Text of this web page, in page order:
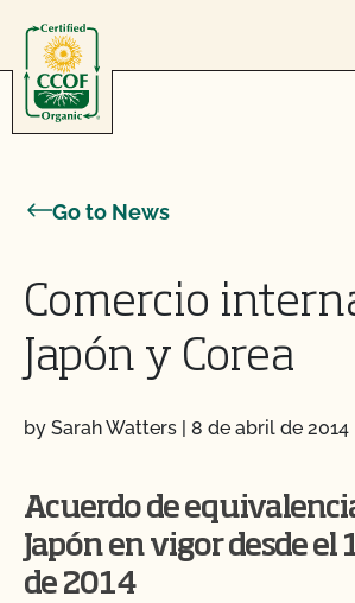
Go to News
Comercio
Japón y Corea
by Sarah Watters | 8 de abril de 2014
Acuerdo de
Japón en vigor desde el
de 2014